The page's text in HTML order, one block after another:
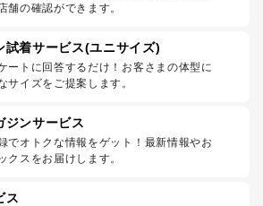
舗の確認ができます。
試着サービス(ユニサイズ)
ートに回答するだけ！お客さまの体型に
サイズをご提案します。
ジンサービス
でオトクな情報をゲット！最新情報やお
クスをお届けします。
ス